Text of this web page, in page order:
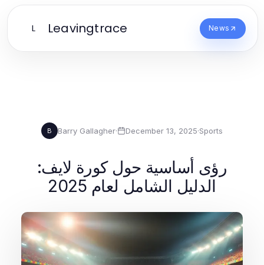
L Leavingtrace News
B Barry Gallagher· December 13, 2025·Sports
رؤى أساسية حول كورة لايف:
الدليل الشامل لعام 2025